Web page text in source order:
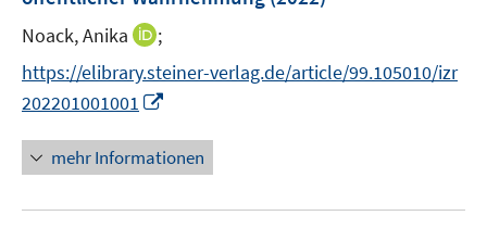
Noack, Anika
I
n
n
e
u
e
F
;
https://elibrary.steiner-verlag.de/article/99.105010/izr
202201001001
n
e
u
mehr Informationen